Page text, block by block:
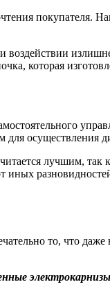
покупателя.
которая
осуществления
лучшим, так
иных
то, что